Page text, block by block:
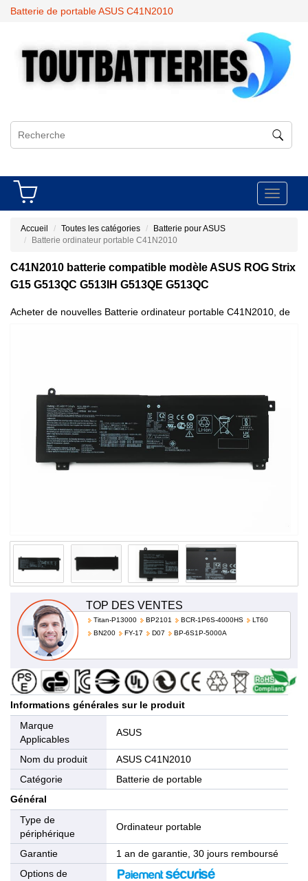
Batterie de portable ASUS C41N2010
Toggle
Accueil Toutes les catégories
Batterie pour ASUS
Batterie ordinateur portable C41N2010
C41N2010 batterie compatible modèle ASUS ROG Strix
G15 G513QC G513IH G513QE G513QC
Acheter de nouvelles Batterie ordinateur portable C41N2010, de
TOP DES VENTES
Titan-P13000 BP2101 BCR-1P6S-4000HS
LT60
BN200
FY-17 D07 BP-6S1P-5000A
Informations générales sur le produit
Marque
Applicables
ASUS
Nom du produit
ASUS C41N2010
Catégorie
Batterie de portable
Général
Type de
périphérique
Ordinateur portable
Garantie
1 an de garantie, 30 jours remboursé
Options de